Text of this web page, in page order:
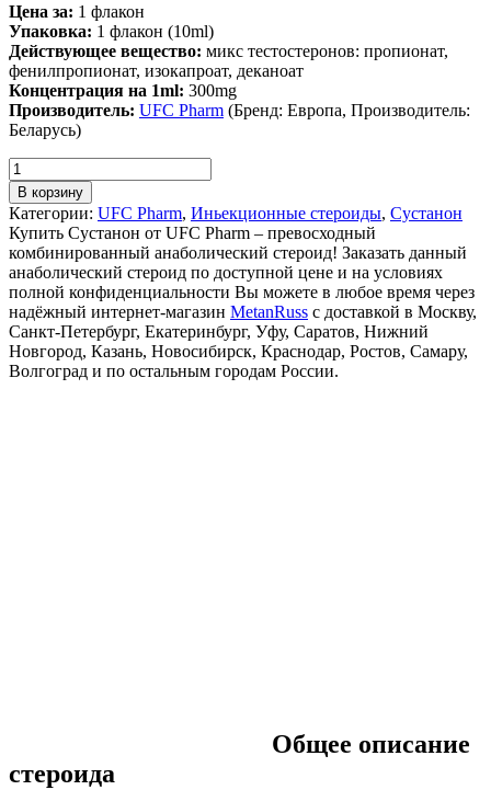
Цена за: 1 флакон
Упаковка: 1 флакон (10ml)
Действующее вещество: микс тестостеронов: пропионат,
фенилпропионат, изокапроат, деканоат
Концентрация на 1ml: 300mg
Производитель: UFC Pharm (Бренд: Европа, Производитель:
Беларусь)
В корзину
Категории: UFC Pharm, Иньекционные стероиды, Сустанон
Купить Сустанон от UFC Pharm – превосходный
комбинированный анаболический стероид! Заказать данный
анаболический стероид по доступной цене и на условиях
полной конфиденциальности Вы можете в любое время через
надёжный интернет-магазин MetanRuss с доставкой в Москву,
Санкт-Петербург, Екатеринбург, Уфу, Саратов, Нижний
Новгород, Казань, Новосибирск, Краснодар, Ростов, Самару,
Волгоград и по остальным городам России.
Общее описание
стероида